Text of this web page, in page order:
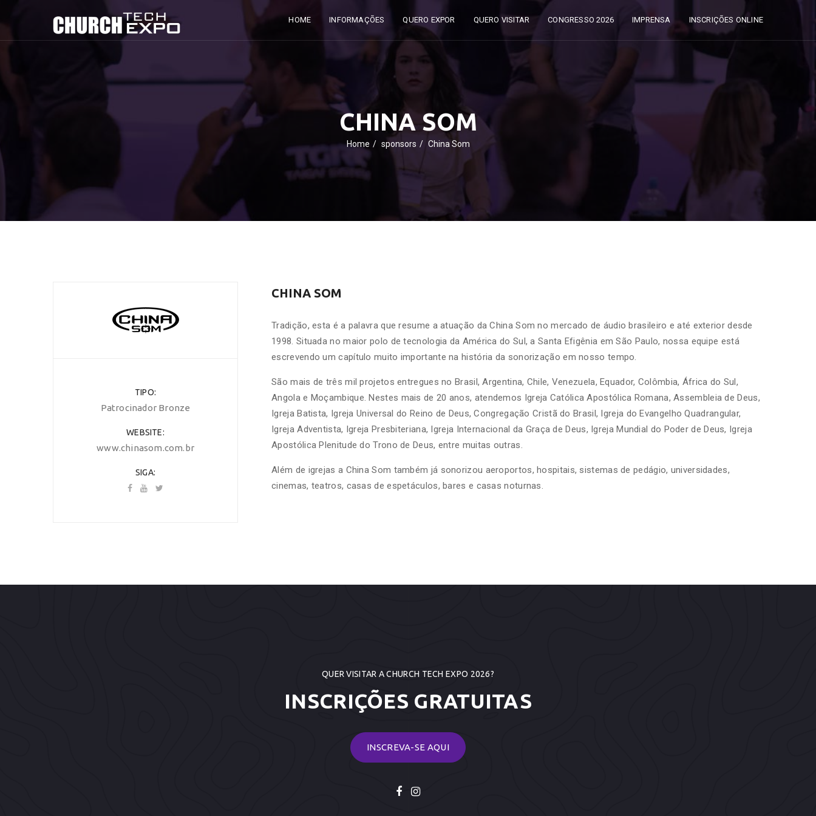
HOME INFORMAÇÕES QUERO EXPOR QUERO VISITAR CONGRESSO 2026 IMPRENSA INSCRIÇÕES ONLINE
CHINA SOM
Home sponsors China Som
CHINA SOM
Tradição, esta é a palavra que resume a atuação da China Som no mercado de áudio brasileiro e até exterior desde
1998. Situada no maior polo de tecnologia da América do Sul, a Santa Efigênia em São Paulo, nossa equipe está
escrevendo um capítulo muito importante na história da sonorização em nosso tempo.
São mais de três mil projetos entregues no Brasil, Argentina, Chile, Venezuela, Equador, Colômbia, África do Sul,
Angola e Moçambique. Nestes mais de 20 anos, atendemos Igreja Católica Apostólica Romana, Assembleia de Deus,
Igreja Batista, Igreja Universal do Reino de Deus, Congregação Cristã do Brasil, Igreja do Evangelho Quadrangular,
Igreja Adventista, Igreja Presbiteriana, Igreja Internacional da Graça de Deus, Igreja Mundial do Poder de Deus, Igreja
Apostólica Plenitude do Trono de Deus, entre muitas outras.
Além de igrejas a China Som também já sonorizou aeroportos, hospitais, sistemas de pedágio, universidades,
cinemas, teatros, casas de espetáculos, bares e casas noturnas.
TIPO
Patrocinador Bronze
WEBSITE
www.chinasom.com.br
SIGA
QUER VISITAR A CHURCH TECH EXPO 2026?
INSCRIÇÕES GRATUITAS
INSCREVA-SE AQUI